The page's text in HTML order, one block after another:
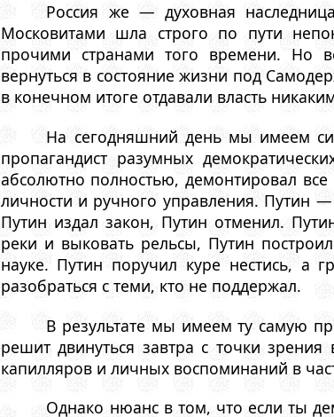
Россия же — духовная
Московитами шла строго по пути
прочими странами того времени. Но
вернуться в состояние жизни под
в конечном итоге отдавали власть
На сегодняшний день мы имеем
пропагандист разумных
абсолютно полностью, демонтировал
личности и ручного управления. Путин
Путин издал закон, Путин отменил.
реки и выковать рельсы, Путин
науке. Путин поручил куре нестись, а
разобраться с теми, кто не поддержал.
В результате мы имеем ту самую
решит двинуться завтра с точки
капилляров и личных воспоминаний в
Однако нюанс в том, что если ты